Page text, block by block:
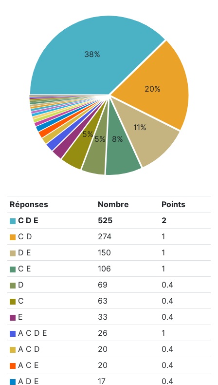
38%
20%
11%
8%
5%
5%
Réponses Nombre
Points
C D E
525
2
C D
274
1
D E
150
1
C E
106
1
D
69
0.4
C
63
0.4
E
33
0.4
A C D E
26
1
A C D
20
0.4
A C E
20
0.4
A D E
17
0.4